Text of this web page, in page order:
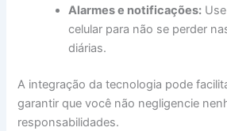
Alarmes e notificações:
celular para não se perder
diárias.
A integração da tecnologia pode
garantir que você não negligencie
responsabilidades.